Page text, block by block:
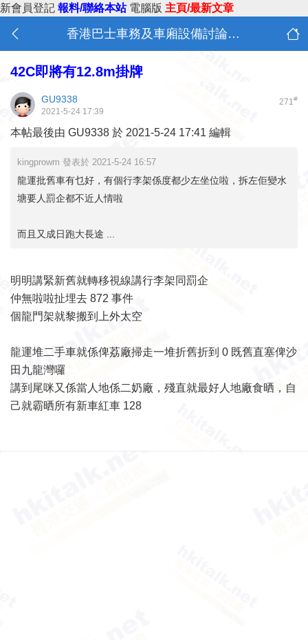
新會員登記 報料/聯絡本站 電腦版 主頁/最新文章
香港巴士車務及車廂設備討論 (B0)
42C即將有12.8m掛牌
271#
GU9338
2021-5-24 17:39
本帖最後由 GU9338 於 2021-5-24 17:41 編輯
kingprowm 發表於 2021-5-24 16:57
龍運批舊車有乜好，有個行李架係度都少左坐位啦，拆左佢變水
塘要人罰企都不近人情啦
而且又成日跑大長途 ...
明明講緊新舊就轉移視線講行李架同罰企
仲無啦啦扯埋去 872 事件
個龍門架就黎搬到上外太空
龍運堆二手車就係俾荔廠掃走一堆折舊折到 0 既舊直塞俾沙
田九龍灣囉
講到尾咪又係當人地係二奶廠，殘直就最好人地廠食晒，自
己就霸晒所有新車紅車 128